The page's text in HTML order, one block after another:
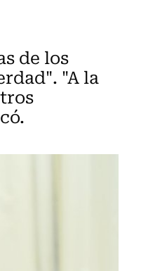
de los
"A la